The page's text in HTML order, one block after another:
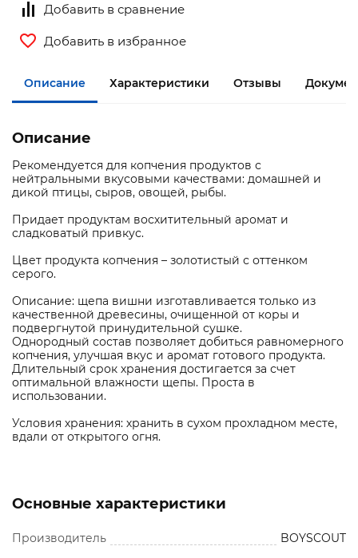
Добавить в сравнение
Добавить в избранное
Описание Характеристики Отзывы
Описание
Рекомендуется для копчения продуктов с
нейтральными вкусовыми качествами: домашней и
дикой птицы, сыров, овощей, рыбы.
Придает продуктам восхитительный аромат и
сладковатый привкус.
Цвет продукта копчения – золотистый с оттенком
серого.
Описание: щепа вишни изготавливается только из
качественной древесины, очищенной от коры и
подвергнутой принудительной сушке.
Однородный состав позволяет добиться равномерного
копчения, улучшая вкус и аромат готового продукта.
Длительный срок хранения достигается за счет
оптимальной влажности щепы. Проста в
использовании.
Условия хранения: хранить в сухом прохладном месте,
вдали от открытого огня.
Основные характеристики
Производитель BOYSCOUT